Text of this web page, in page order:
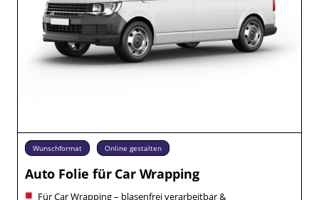
Wunschformat Online gestalten
Auto Folie für Car Wrapping
Für Car Wrapping – blasenfrei verarbeitbar &